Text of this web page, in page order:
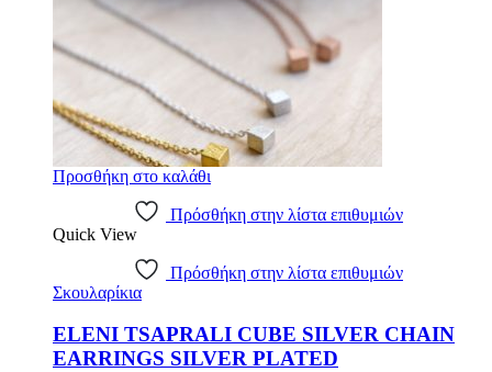
Προσθήκη στο καλάθι
Πρόσθήκη στην λίστα επιθυμιών
Quick View
Πρόσθήκη στην λίστα επιθυμιών
Σκουλαρίκια
ELENI TSAPRALI CUBE SILVER CHAIN
EARRINGS SILVER PLATED